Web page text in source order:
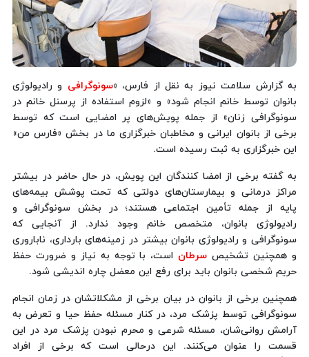
به گزارش سلامت نیوز به نقل از فارس، «سونوگرافی و رادیولوژی
بانوان توسط خانم انجام شود» و «لزوم استفاده از پرسنل خانم در
سونوگرافی زنان» از جمله پویش‌های پر امضایی است که توسط
برخی از بانوان ایرانی و مخاطبان خبرگزاری ما در بخش «فارس من»
این خبرگزاری به ثبت رسیده است.
به گفته برخی از امضا کنندگان این پویش، در حال حاضر در بیشتر
مراکز درمانی و بیمارستان‌های دولتی که تحت پوشش بیمه‌های
پایه از جمله تأمین اجتماعی هستند؛ در بخش سونوگرافی و
رادیولوژی بانوان، متخصص خانم وجود ندارد. از آنجایی که
سونوگرافی و رادیولوژی بانوان بیشتر در زمینه‌های بارداری، ناباروری
و همچنین تشخیص سرطان است، با توجه به نیاز و ضرورت حفظ
حریم شخصی بانوان باید برای رفع این معضل چاره اندیشی شود.
همچنین برخی از بانوان در بیان برخی از مشکلاتشان در زمان انجام
سونوگرافی توسط پزشک مرد، در کنار مسئله حفظ حیا و تعرض به
آرامش روانی‌شان، مسئله شرعی و محرم نبودن پزشک مرد در این
قسمت را عنوان می‌کنند. این درحالی است که برخی از افراد